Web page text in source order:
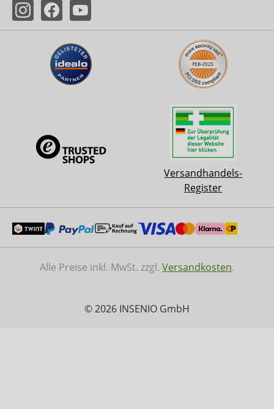
Versandhandels-
Register
Alle Preise inkl. MwSt. zzgl. Versandkosten.
© 2026 INSENIO GmbH